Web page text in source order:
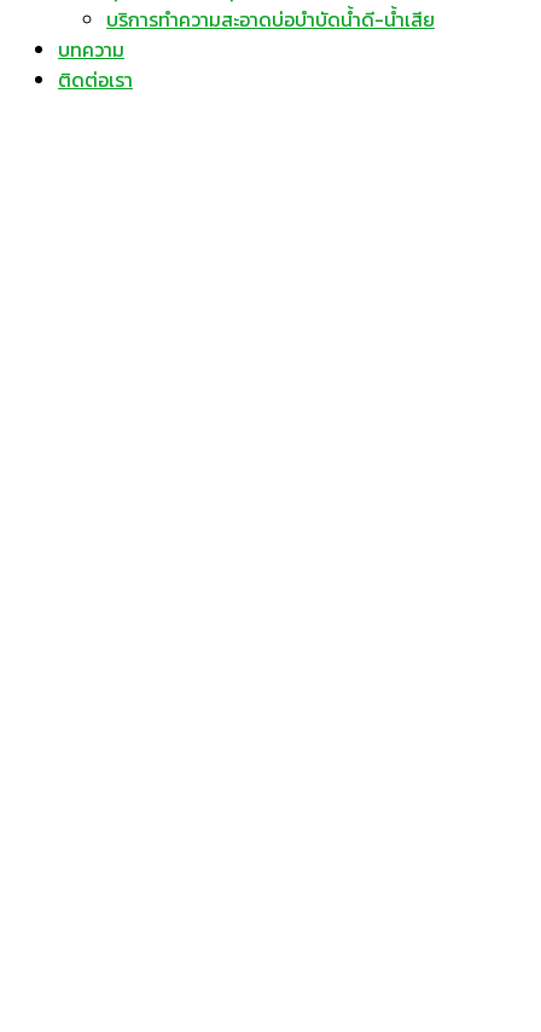
บริการทำความสะอาดบ่อบำบัดน้ำดี-น้ำเสีย
บทความ
ติดต่อเรา